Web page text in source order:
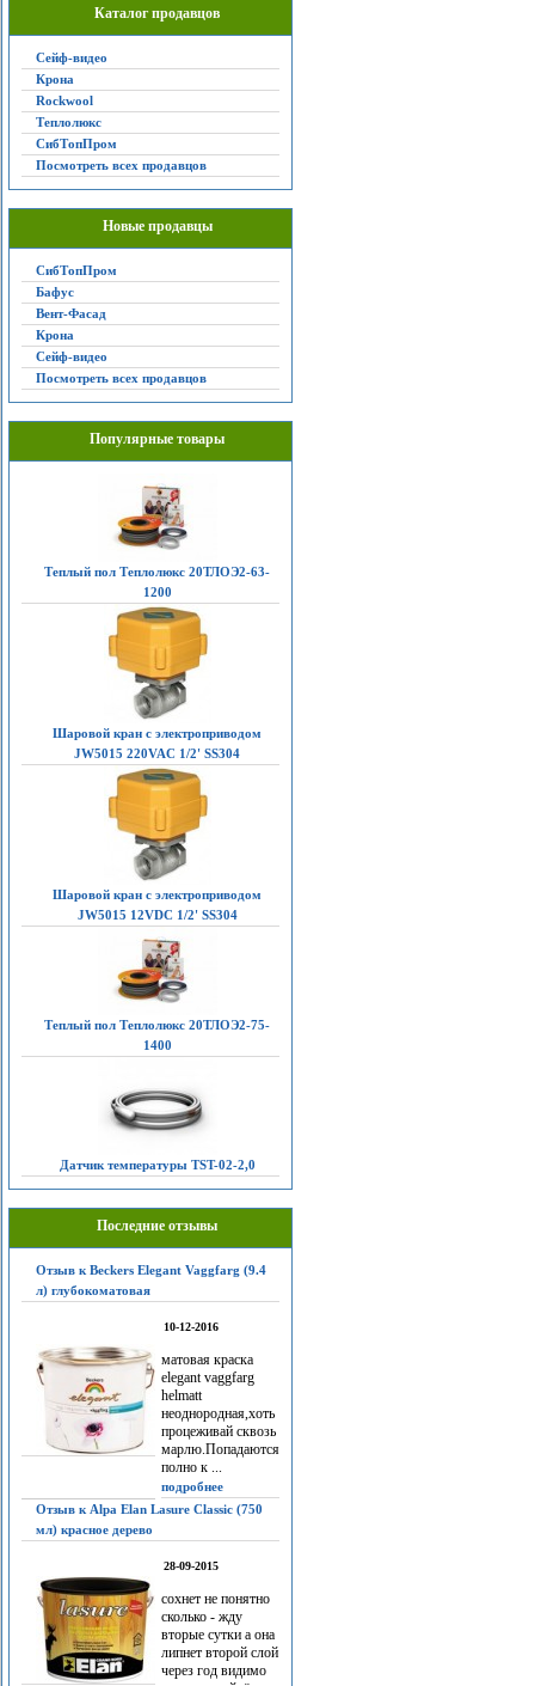
Каталог продавцов
Сейф-видео
Крона
Rockwool
Теплолюкс
СибТопПром
Посмотреть всех продавцов
Новые продавцы
СибТопПром
Бафус
Вент-Фасад
Крона
Сейф-видео
Посмотреть всех продавцов
Популярные товары
Теплый пол Теплолюкс 20ТЛОЭ2-63-
1200
Шаровой кран с электроприводом
JW5015 220VAC 1/2' SS304
Шаровой кран с электроприводом
JW5015 12VDC 1/2' SS304
Теплый пол Теплолюкс 20ТЛОЭ2-75-
1400
Датчик температуры TST-02-2,0
Последние отзывы
Отзыв к Beckers Elegant Vaggfarg (9.4
л) глубокоматовая
10-12-2016
матовая краска
elegant vaggfarg
helmatt
неоднородная,хоть
процеживай сквозь
марлю.Попадаются
полно к ...
подробнее
Отзыв к Alpa Elan Lasure Classic (750
мл) красное дерево
28-09-2015
сохнет не понятно
сколько - жду
вторые сутки а она
липнет второй слой
через год видимо